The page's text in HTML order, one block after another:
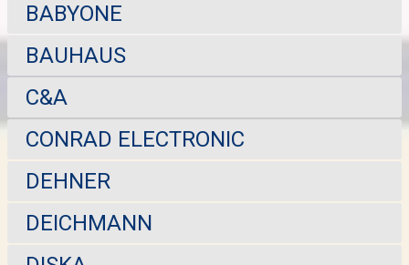
BABYONE
BAUHAUS
C&A
CONRAD ELECTRONIC
DEHNER
DEICHMANN